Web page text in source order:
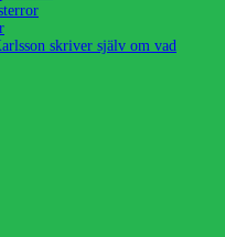
skriver själv om vad